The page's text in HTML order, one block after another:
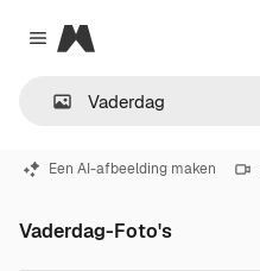
Close menu
Magnific
Een AI-afbeelding maken
Vaderdag-Foto's